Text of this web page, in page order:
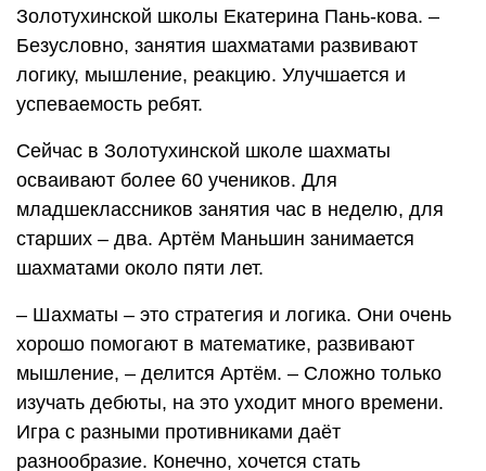
Золотухинской школы Екатерина Пань-кова. –
Безусловно, занятия шахматами развивают
логику, мышление, реакцию. Улучшается и
успеваемость ребят.
Сейчас в Золотухинской школе шахматы
осваивают более 60 учеников. Для
младшеклассников занятия час в неделю, для
старших – два. Артём Маньшин занимается
шахматами около пяти лет.
– Шахматы – это стратегия и логика. Они очень
хорошо помогают в математике, развивают
мышление, – делится Артём. – Сложно только
изучать дебюты, на это уходит много времени.
Игра с разными противниками даёт
разнообразие. Конечно, хочется стать